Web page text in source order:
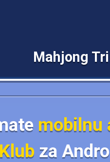
Mahjong
mobilnu
Klubza